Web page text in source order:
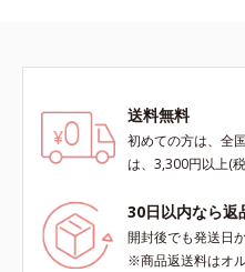
送料無料
初めての方は、全
は、3,300円以上(
30日以内なら返
開封後でも発送日
※商品返送料はオ